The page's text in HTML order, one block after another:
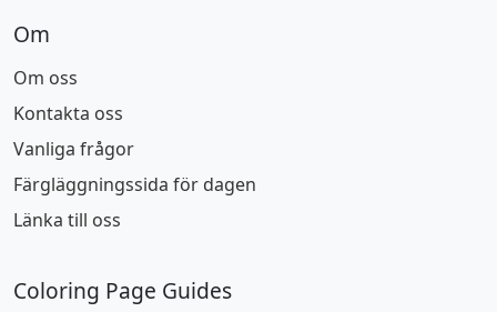
Om
Om oss
Kontakta oss
Vanliga frågor
Färgläggningssida för dagen
Länka till oss
Coloring Page Guides